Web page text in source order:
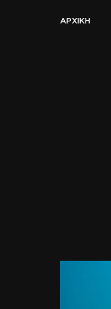
ΑΡΧΙΚΗ